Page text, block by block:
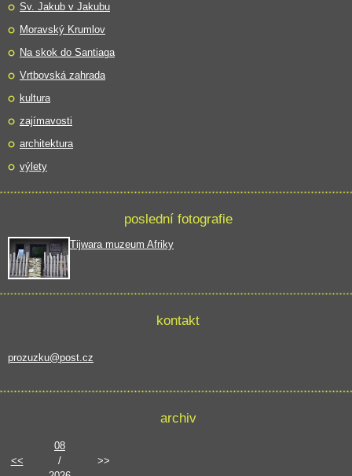
Sv. Jakub v Jakubu
Moravský Krumlov
Na skok do Santiaga
Vrtbovská zahrada
kultura
zajímavosti
architektura
výlety
poslední fotografie
Tijwara muzeum Afriky
kontakt
prozuzku@post.cz
archiv
<<
08
/
>>